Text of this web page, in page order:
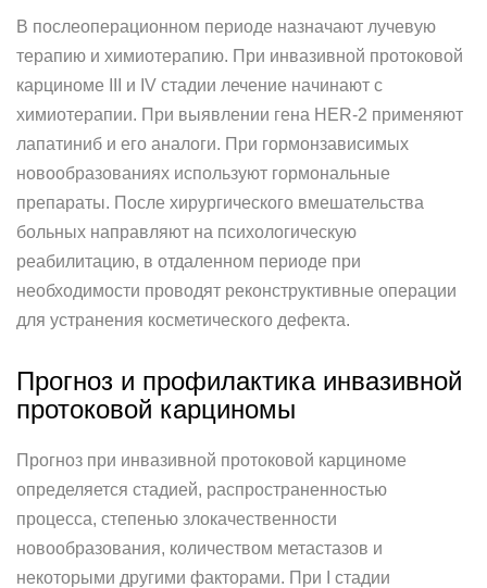
В послеоперационном периоде назначают лучевую
терапию и химиотерапию. При инвазивной протоковой
карциноме III и IV стадии лечение начинают с
химиотерапии. При выявлении гена HER-2 применяют
лапатиниб и его аналоги. При гормонзависимых
новообразованиях используют гормональные
препараты. После хирургического вмешательства
больных направляют на психологическую
реабилитацию, в отдаленном периоде при
необходимости проводят реконструктивные операции
для устранения косметического дефекта.
Прогноз и профилактика инвазивной
протоковой карциномы
Прогноз при инвазивной протоковой карциноме
определяется стадией, распространенностью
процесса, степенью злокачественности
новообразования, количеством метастазов и
некоторыми другими факторами. При I стадии